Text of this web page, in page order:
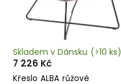
Křeslo ALBA růžové
Skladem v Dánsku (>10 ks)
7 226 Kč